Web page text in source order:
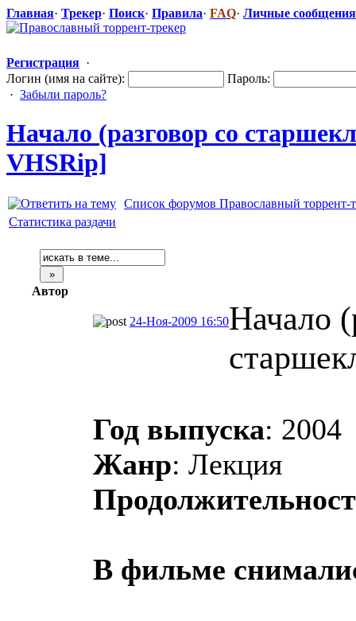
Главная· Трекер· Поиск· Правила· FAQ· Личные сообщения
Регистрация ·
Логин (имя на сайте):
Пароль:
· Забыли пароль?
Начало (разговор со
VHSRip]
Список форумов Православный торрент-
Статистика раздачи
Автор
24-Ноя-2009 16:50Начало
Год выпуска: 2004
Жанр: Лекция
В фильме